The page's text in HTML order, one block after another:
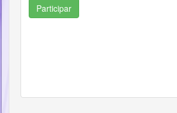
Participar